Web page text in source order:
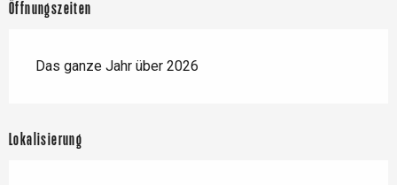
Öffnungszeiten
Das ganze Jahr über 2026
Lokalisierung